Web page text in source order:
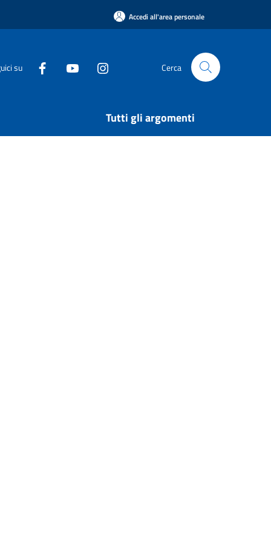
Accedi all'area personale
su Cerca
Tutti gli argomenti